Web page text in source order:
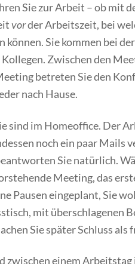
Sie zur Arbeit – ob mit
vorder Arbeitszeit, bei
können. Sie kommen bei
Zwischen den
betreten Sie den
nach Hause.
sind im Homeoffice. Der
noch ein paar Mails
Sie natürlich.
Meeting, das
Pausen eingeplant, Sie
mit überschlagenen
Sie später Schluss als
zwischen einem